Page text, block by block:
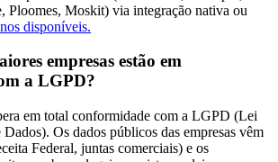
Ploomes, Moskit) via integração nativa ou
disponíveis.
empresas estão em
a LGPD?
em total conformidade com a LGPD (Lei
Os dados públicos das empresas vêm
Federal, juntas comerciais) e os